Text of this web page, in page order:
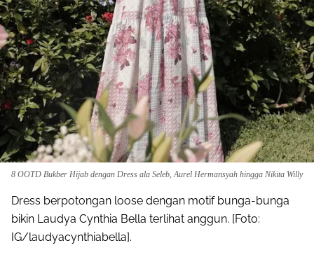
8 OOTD Bukber Hijab dengan Dress ala Seleb, Aurel Hermansyah hingga Nikita Willy
Dress berpotongan loose dengan motif bunga-bunga
bikin Laudya Cynthia Bella terlihat anggun. [Foto:
IG/laudyacynthiabella].